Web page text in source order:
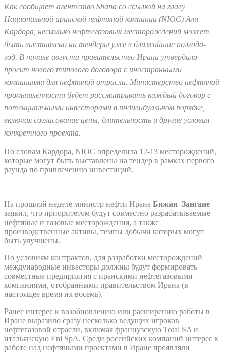
Как сообщает агентство Shana со ссылкой на главу
Национальной иранской нефтяной компании (NIOC) Али
Кардора, несколько нефтегазовых месторождений может
быть выставлено на тендеры уже в ближайшие полгода-
год. В начале августа правительство Ирана утвердило
проект нового типового договора с иностранными
компаниями для нефтяной отрасли. Министерство нефтяной
промышленности будет рассматривать каждый договор с
потенциальными инвесторами в индивидуальном порядке,
включая согласование цены, длительность и другие условия
конкретного проекта.
По словам Кардора, NIOC определила 12-13 месторождений,
которые могут быть выставлены на тендер в рамках первого
раунда по привлечению инвестиций.
На прошлой неделе министр нефти Ирана Бижан Зангане
заявил, что приоритетом будут совместно разрабатываемые
нефтяные и газовые месторождения, а также
производственные активы, темпы добычи которых могут
быть улучшены.
По условиям контрактов, для разработки месторождений
международные инвесторы должны будут формировать
совместные предприятия с иранскими нефтегазовыми
компаниями, отобранными правительством Ирана (в
настоящее время их восемь).
Ранее интерес к возобновлению или расширению работы в
Иране выразило сразу несколько ведущих игроков
нефтегазовой отрасли, включая французскую Total SA и
итальянскую Eni SpA. Среди российских компаний интерес к
работе над нефтяными проектами в Иране проявляли